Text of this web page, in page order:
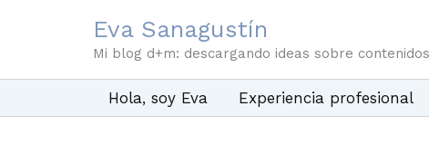
Eva Sanagustín
Mi blog d+m: descargando ideas sobre
Hola, soy Eva Experiencia profesional